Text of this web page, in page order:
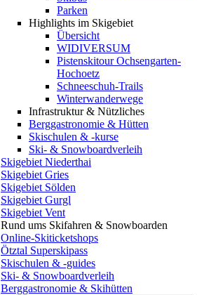
Parken
Highlights im Skigebiet
Übersicht
WIDIVERSUM
Pistenskitour Ochsengarten-
Hochoetz
Schneeschuh-Trails
Winterwanderwege
Infrastruktur & Nützliches
Berggastronomie & Hütten
Skischulen & -kurse
Ski- & Snowboardverleih
Skigebiet Niederthai
Skigebiet Gries
Skigebiet Sölden
Skigebiet Gurgl
Skigebiet Vent
Rund ums Skifahren & Snowboarden
Online-Skiticketshops
Ötztal Superskipass
Skischulen & -guides
Ski- & Snowboardverleih
Berggastronomie & Skihütten